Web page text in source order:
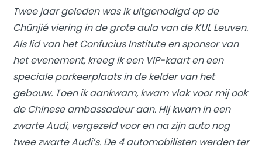
Twee jaar geleden was ik uitgenodigd op de
Chūnjié viering in de grote aula van de KUL Leuven.
Als lid van het Confucius Institute en sponsor van
het evenement, kreeg ik een VIP-kaart en een
speciale parkeerplaats in de kelder van het
gebouw. Toen ik aankwam, kwam vlak voor mij ook
de Chinese ambassadeur aan. Hij kwam in een
zwarte Audi, vergezeld voor en na zijn auto nog
twee zwarte Audi’s. De 4 automobilisten werden ter